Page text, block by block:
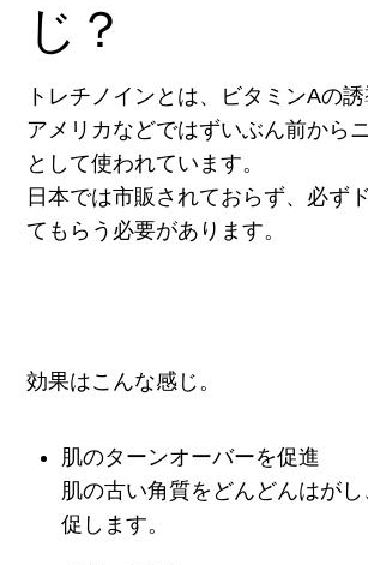
じ？
トレチノインとは、ビタミンAの誘
アメリカなどではずいぶん前から
として使われています。
日本では市販されておらず、必ず
てもらう必要があります。
効果はこんな感じ。
肌のターンオーバーを促進
肌の古い角質をどんどんはが
促します。